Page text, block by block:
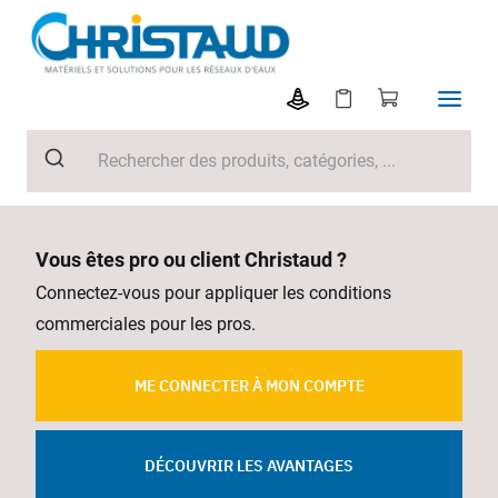
Vous êtes pro ou client Christaud ?
Connectez-vous pour appliquer les conditions
commerciales pour les pros.
ME CONNECTER À MON COMPTE
DÉCOUVRIR LES AVANTAGES